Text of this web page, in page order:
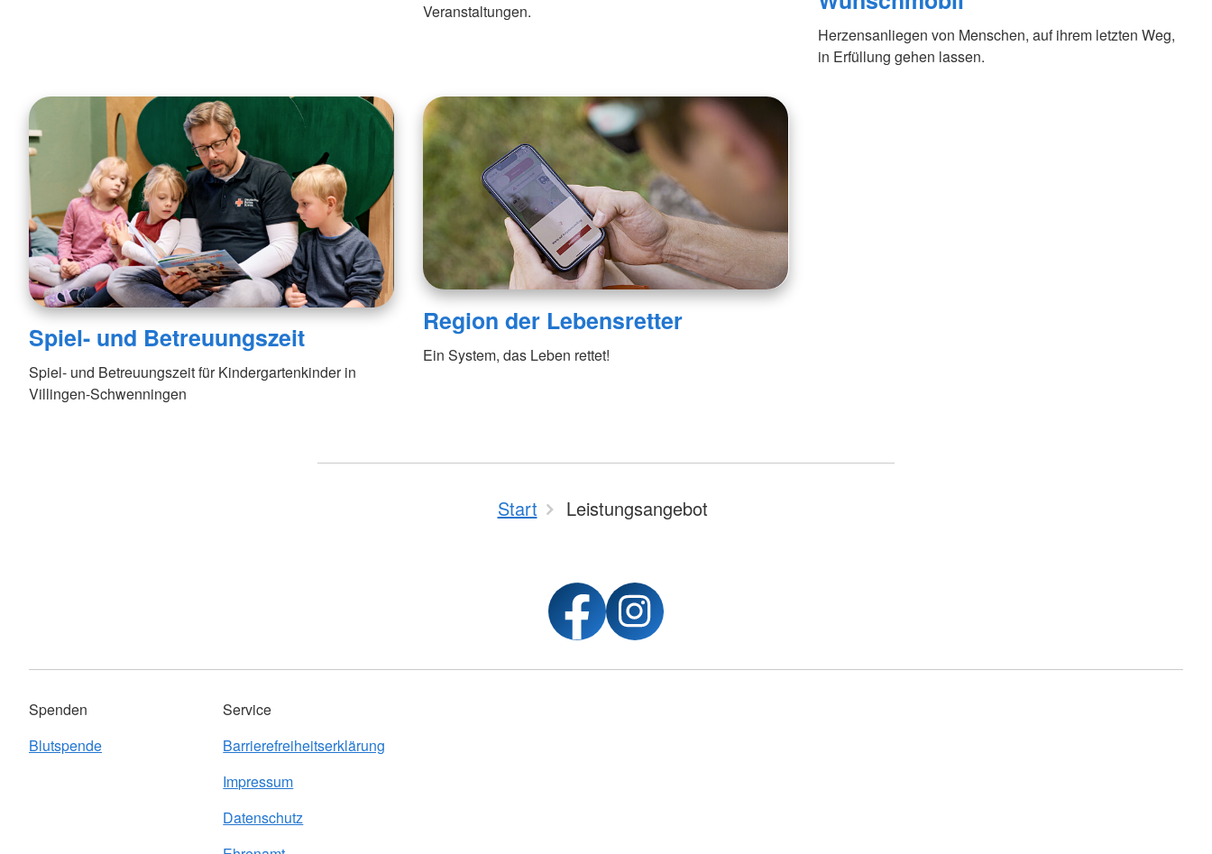
Veranstaltungen.
Herzensanliegen von Menschen, auf ihrem letzten Weg,
in Erfüllung gehen lassen.
Spiel- und Betreuungszeit
Spiel- und Betreuungszeit für Kindergartenkinder in
Villingen-Schwenningen
Region der Lebensretter
Ein System, das Leben rettet!
Start Leistungsangebot
Spenden
Blutspende
Service
Barrierefreiheitserklärung
Impressum
Datenschutz